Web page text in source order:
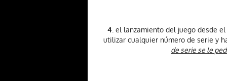
4. el lanzamiento del juego desde
utilizar cualquier número de serie y
de serie se le